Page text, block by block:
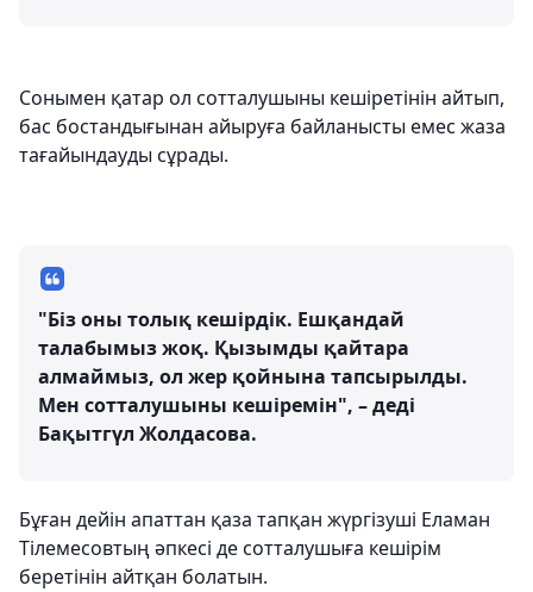
Сонымен қатар ол сотталушыны кешіретінін айтып,
бас бостандығынан айыруға байланысты емес жаза
тағайындауды сұрады.
"Біз оны толық кешірдік. Ешқандай
талабымыз жоқ. Қызымды қайтара
алмаймыз, ол жер қойнына тапсырылды.
Мен сотталушыны кешіремін", – деді
Бақытгүл Жолдасова.
Бұған дейін апаттан қаза тапқан жүргізуші Еламан
Тілемесовтың әпкесі де сотталушыға кешірім
беретінін айтқан болатын.